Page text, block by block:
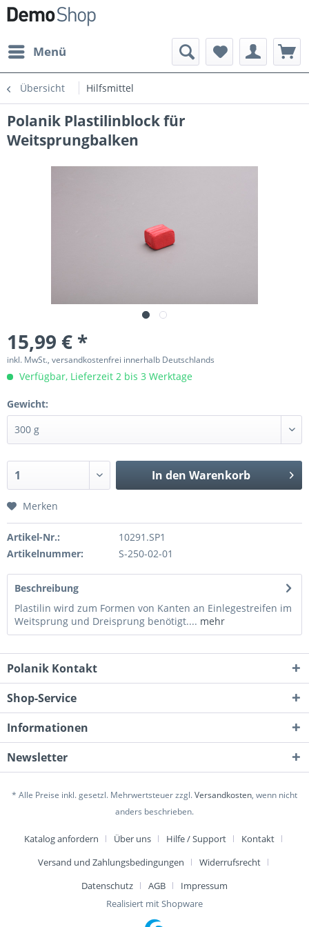
Menü
Übersicht Hilfsmittel
Polanik Plastilinblock für
Weitsprungbalken
15,99 € *
inkl. MwSt., versandkostenfrei innerhalb Deutschlands
Verfügbar, Lieferzeit 2 bis 3 Werktage
Gewicht:
In den Warenkorb
Merken
Artikel-Nr.:
10291.SP1
Artikelnummer:
S-250-02-01
Beschreibung
Plastilin wird zum Formen von Kanten an Einlegestreifen im
Weitsprung und Dreisprung benötigt.... mehr
Polanik Kontakt
Shop-Service
Informationen
Newsletter
* Alle Preise inkl. gesetzl. Mehrwertsteuer zzgl.Versandkosten, wenn nicht
anders beschrieben.
Katalog anfordern Über uns Hilfe / Support
Kontakt
Versand und Zahlungsbedingungen
Widerrufsrecht
Datenschutz
AGB
Impressum
Realisiert mit Shopware